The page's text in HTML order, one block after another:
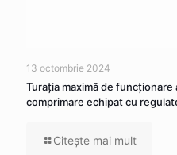
13 octombrie 2024
Turația maximă de
comprimare echipat cu
Citeşte mai mult